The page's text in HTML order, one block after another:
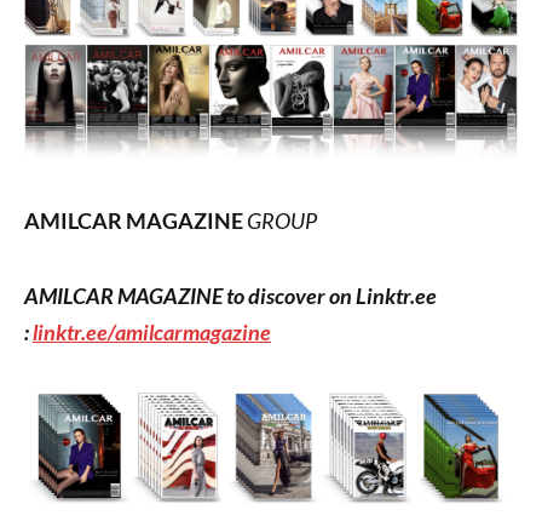
AMILCAR MAGAZINEGROUP
AMILCAR MAGAZINE to discover on Linktr.ee
:linktr.ee/amilcarmagazine